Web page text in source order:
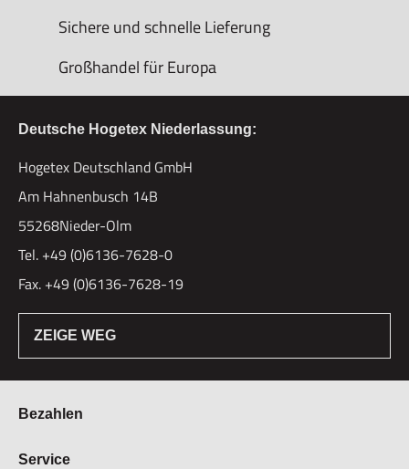
Sichere und schnelle Lieferung
Großhandel für Europa
Deutsche Hogetex Niederlassung:
Hogetex Deutschland GmbH
Am Hahnenbusch 14B
55268Nieder-Olm
Tel. +49 (0)6136-7628-0
Fax. +49 (0)6136-7628-19
ZEIGE WEG
Bezahlen
Bestellung & Zahlung
Service